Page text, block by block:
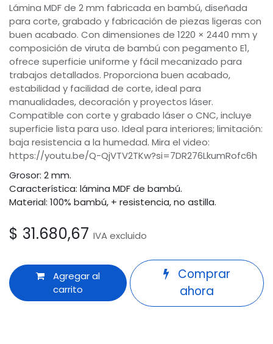
Lámina MDF de 2 mm fabricada en bambú, diseñada
para corte, grabado y fabricación de piezas ligeras con
buen acabado. Con dimensiones de 1220 × 2440 mm y
composición de viruta de bambú con pegamento E1,
ofrece superficie uniforme y fácil mecanizado para
trabajos detallados. Proporciona buen acabado,
estabilidad y facilidad de corte, ideal para
manualidades, decoración y proyectos láser.
Compatible con corte y grabado láser o CNC, incluye
superficie lista para uso. Ideal para interiores; limitación:
baja resistencia a la humedad. Mira el video:
https://youtu.be/Q-QjVTV2TKw?si=7DR276LkumRofc6h
Grosor: 2 mm.
Característica: lámina MDF de bambú.
Material: 100% bambú, + resistencia, no astilla.
$ 31.680,67 IVA excluido
Agregar al
carrito
Comprar
ahora